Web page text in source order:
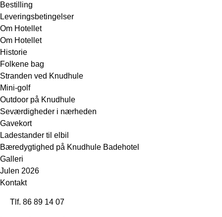
Bestilling
Leveringsbetingelser
Om Hotellet
Om Hotellet
Historie
Folkene bag
Stranden ved Knudhule
Mini-golf
Outdoor på Knudhule
Seværdigheder i nærheden
Gavekort
Ladestander til elbil
Bæredygtighed på Knudhule Badehotel
Galleri
Julen 2026
Kontakt
Tlf. 86 89 14 07